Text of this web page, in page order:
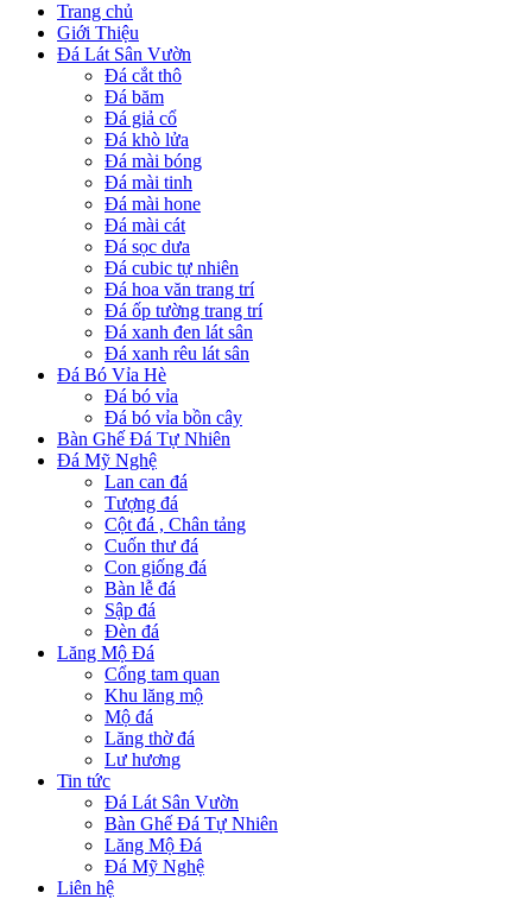
Trang chủ
Giới Thiệu
Đá Lát Sân Vườn
Đá cắt thô
Đá băm
Đá giả cổ
Đá khò lửa
Đá mài bóng
Đá mài tinh
Đá mài hone
Đá mài cát
Đá sọc dưa
Đá cubic tự nhiên
Đá hoa văn trang trí
Đá ốp tường trang trí
Đá xanh đen lát sân
Đá xanh rêu lát sân
Đá Bó Vỉa Hè
Đá bó vỉa
Đá bó vỉa bồn cây
Bàn Ghế Đá Tự Nhiên
Đá Mỹ Nghệ
Lan can đá
Tượng đá
Cột đá , Chân tảng
Cuốn thư đá
Con giống đá
Bàn lễ đá
Sập đá
Đèn đá
Lăng Mộ Đá
Cổng tam quan
Khu lăng mộ
Mộ đá
Lăng thờ đá
Lư hương
Tin tức
Đá Lát Sân Vườn
Bàn Ghế Đá Tự Nhiên
Lăng Mộ Đá
Đá Mỹ Nghệ
Liên hệ